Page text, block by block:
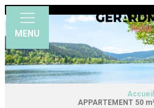
MENU
Accueil
APPARTEMENT 50